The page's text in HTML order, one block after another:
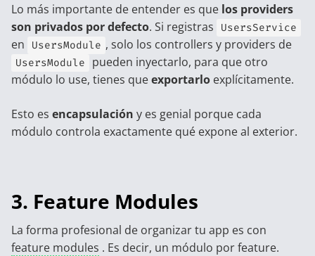
Lo más importante de entender es que los providers
son privados por defecto. Si registras UsersService
en UsersModule , solo los controllers y providers de
UsersModule
pueden inyectarlo, para que otro
módulo lo use, tienes queexportarlo explícitamente.
Esto es encapsulación y es genial porque cada
módulo controla exactamente qué expone al exterior.
3. Feature Modules
La forma profesional de organizar tu app es con
feature modules . Es decir, un módulo por feature.